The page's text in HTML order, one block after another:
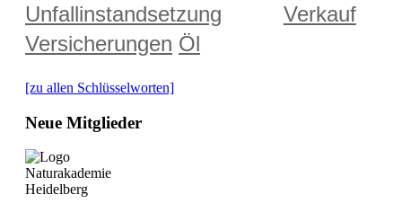
Unfallinstandsetzung
Verkauf
Versicherungen Öl
[zu allen Schlüsselworten]
Neue Mitglieder